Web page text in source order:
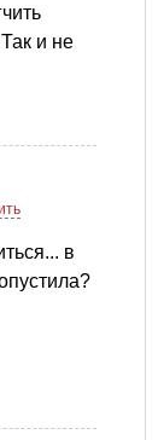
и не
в